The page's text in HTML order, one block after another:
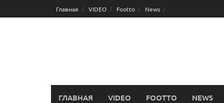
к
Главная VIDEO Footto News
ГЛАВНАЯ VIDEO FOOTTO NEWS